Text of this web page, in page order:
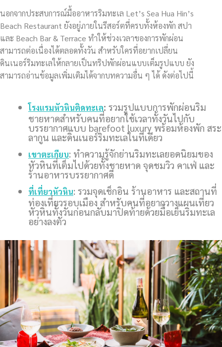
นอกจากประสบการณ์มื้ออาหารริมทะเล Let’s Sea Hua Hin’s
Beach Restaurant ยังอยู่ภายในรีสอร์ตที่ครบทั้งห้องพัก สปา
และ Beach Bar & Terrace ทำให้ช่วงเวลาของการพักผ่อน
สามารถต่อเนื่องได้ตลอดทั้งวัน สำหรับใครที่อยากเปลี่ยน
ดินเนอร์ริมทะเลให้กลายเป็นทริปพักผ่อนแบบเต็มรูปแบบ ยัง
สามารถอ่านข้อมูลเพิ่มเติมได้จากบทความอื่น ๆ ได้ ดังต่อไปนี้
โรงแรมหัวหินติดทะเล: รวมรูปแบบการพักผ่อนริม
ชายหาดสำหรับคนที่อยากใช้เวลาทั้งวันไปกับ
บรรยากาศแบบ barefoot luxury พร้อมห้องพัก สระ
ลากูน และดินเนอร์ริมทะเลในที่เดียว
เขาตะเกียบ: ทำความรู้จักย่านริมทะเลยอดนิยมของ
หัวหินที่เต็มไปด้วยทั้งชายหาด จุดชมวิว คาเฟ่ และ
ร้านอาหารบรรยากาศดี
ที่เที่ยวหัวหิน: รวมจุดเช็กอิน ร้านอาหาร และสถานที่
ท่องเที่ยวรอบเมือง สำหรับคนที่อยากวางแผนเที่ยว
หัวหินทั้งวันก่อนกลับมาปิดท้ายด้วยมื้อเย็นริมทะเล
อย่างลงตัว